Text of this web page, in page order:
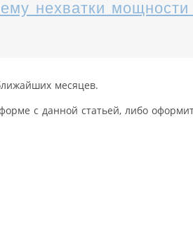
нехватки мощности
месяцев.
с данной статьей, либо